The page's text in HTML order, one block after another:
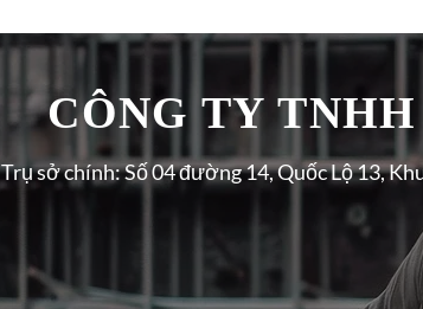
CÔNG TY
Trụ sở chính: Số 04 đường 14, Quốc Lộ 13,